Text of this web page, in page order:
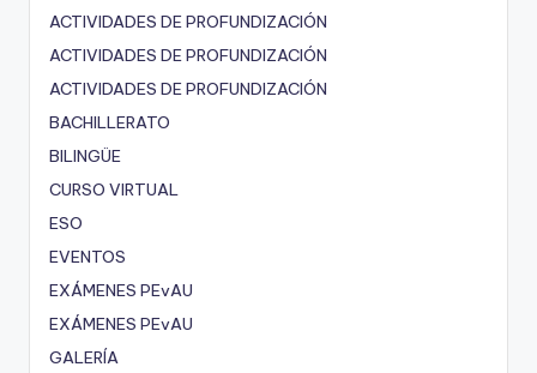
ACTIVIDADES DE PROFUNDIZACIÓN
ACTIVIDADES DE PROFUNDIZACIÓN
ACTIVIDADES DE PROFUNDIZACIÓN
BACHILLERATO
BILINGÜE
CURSO VIRTUAL
ESO
EVENTOS
EXÁMENES PEvAU
EXÁMENES PEvAU
GALERÍA